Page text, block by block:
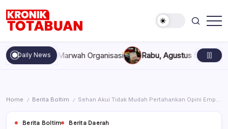
content
Totabuan
hari
ini
Kronik
Daily News
dan Marwah Organisasi Rabu, Agustus 5, 2026 , 11:44 AM
Home / Berita Boltim / Sehan Akui Tidak Mudah Pertahankan Opini Empat Kali Beruntun
Berita Boltim Berita Daerah